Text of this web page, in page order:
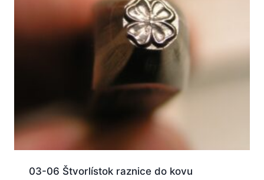
03-06 Štvorlístok raznice do kovu